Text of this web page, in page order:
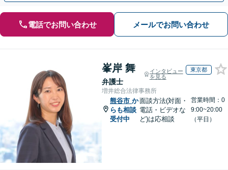
電話でお問い合わせ メールでお問い合わせ
峯岸 舞
弁護士
インタビュー
を見る
東京都
増井総合法律事務所
熊谷市 か
らも相談
受付中
面談方法(対面・
電話・ビデオな
ど)は応相談
営業時間：0
9:00~20:00
（平日）